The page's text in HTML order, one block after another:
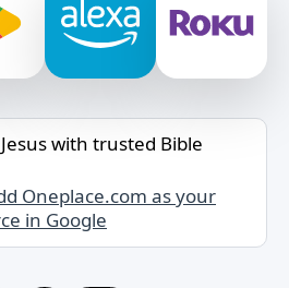
with trusted Bible
Oneplace.com as your
in Google